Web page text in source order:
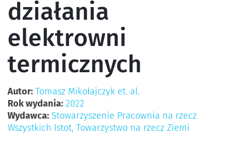
działania
elektrowni
termicznych
Autor:
Tomasz Mikołajczyk et. al.
Rok wydania: 2022
Wydawca: Stowarzyszenie Pracownia na rzecz
Wszystkich Istot, Towarzystwo na rzecz Ziemi